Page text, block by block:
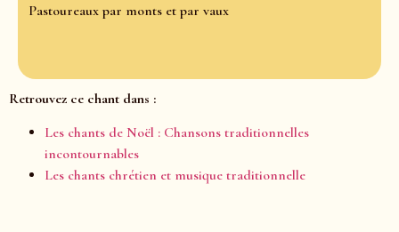
Pastoureaux par monts et par vaux
Retrouvez ce chant dans :
Les chants de Noël : Chansons traditionnelles
incontournables
Les chants chrétien et musique traditionnelle